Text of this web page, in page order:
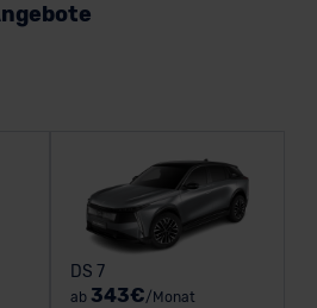
DS 7
ab 343€/Monat